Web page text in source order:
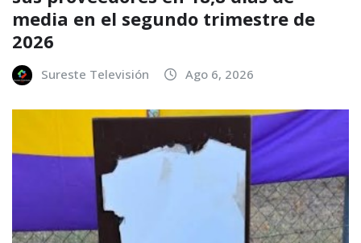
media en el segundo trimestre de
2026
Sureste Televisión Ago 6, 2026